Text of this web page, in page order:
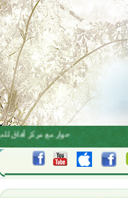
حوار مع مركز أفاق